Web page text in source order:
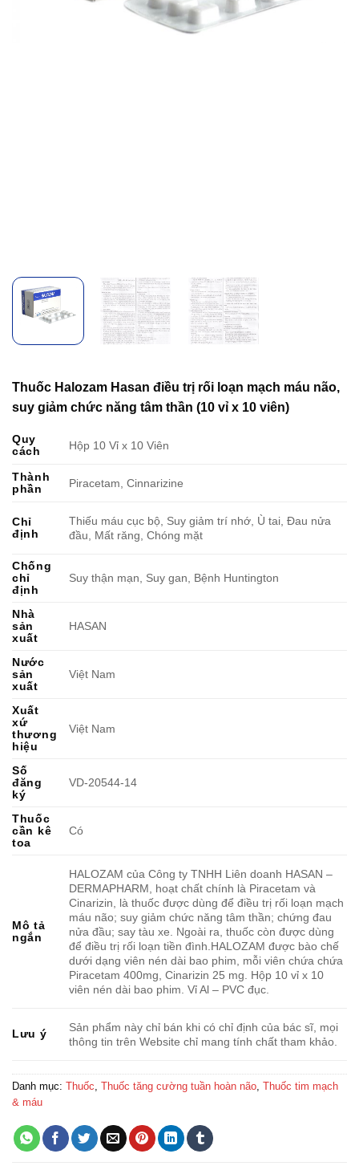
Thuốc Halozam Hasan điều trị rối loạn mạch máu não,
suy giảm chức năng tâm thần (10 vỉ x 10 viên)
Quy
cách
Hộp 10 Vỉ x 10 Viên
Thành
phần
Piracetam, Cinnarizine
Chỉ
định
Thiếu máu cục bộ, Suy giảm trí nhớ, Ù tai, Đau nửa
đầu, Mất răng, Chóng mặt
Chống
chỉ
định
Suy thận mạn, Suy gan, Bệnh Huntington
Nhà
sản
xuất
HASAN
Nước
sản
xuất
Việt Nam
Xuất
xứ
thương
hiệu
Việt Nam
Số
đăng
ký
VD-20544-14
Thuốc
cần kê
toa
Có
Mô tả
ngắn
HALOZAM của Công ty TNHH Liên doanh HASAN –
DERMAPHARM, hoạt chất chính là Piracetam và
Cinarizin, là thuốc được dùng để điều trị rối loạn mạch
máu não; suy giảm chức năng tâm thần; chứng đau
nửa đầu; say tàu xe. Ngoài ra, thuốc còn được dùng
để điều trị rối loạn tiền đình.HALOZAM được bào chế
dưới dạng viên nén dài bao phim, mỗi viên chứa chứa
Piracetam 400mg, Cinarizin 25 mg. Hộp 10 vỉ x 10
viên nén dài bao phim. Vỉ Al – PVC đục.
Lưu ý
Sản phẩm này chỉ bán khi có chỉ định của bác sĩ, mọi
thông tin trên Website chỉ mang tính chất tham khảo.
Danh mục: Thuốc, Thuốc tăng cường tuần hoàn não, Thuốc tim mạch
& máu